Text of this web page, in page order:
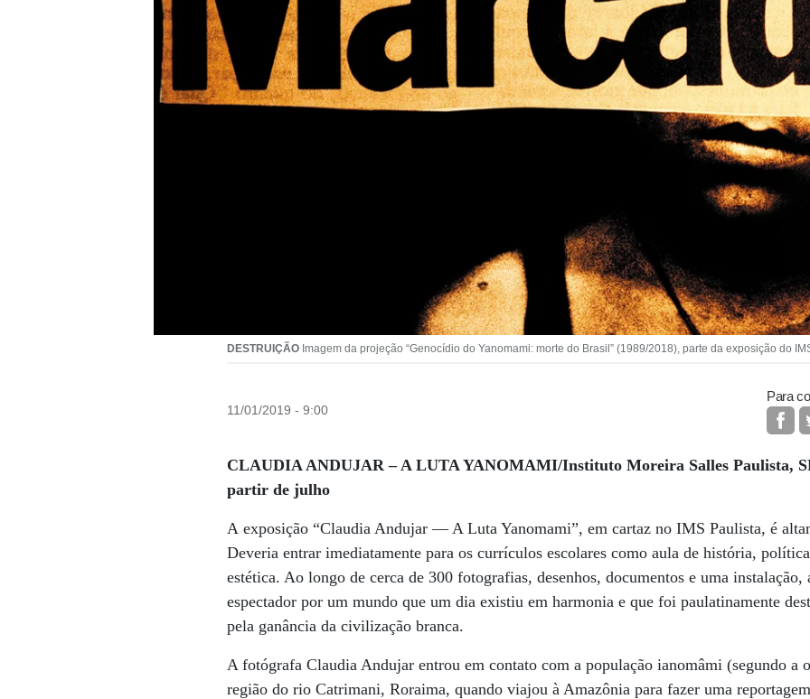
DESTRUIÇÃO Imagem da projeção “Genocídio do Yanomami: morte do Brasil” (1989/2018), parte da exposição do
11/01/2019 - 9:00
Para
CLAUDIA ANDUJAR – A LUTA YANOMAMI/Instituto Moreira Salles Paulista,
partir de julho
A exposição “Claudia Andujar — A Luta Yanomami”, em cartaz no IMS Paulista, é
Deveria entrar imediatamente para os currículos escolares como aula de história,
estética. Ao longo de cerca de 300 fotografias, desenhos, documentos e uma instalação,
espectador por um mundo que um dia existiu em harmonia e que foi paulatinamente
pela ganância da civilização branca.
A fotógrafa Claudia Andujar entrou em contato com a população ianomâmi (segundo a
região do rio Catrimani, Roraima, quando viajou à Amazônia para fazer uma